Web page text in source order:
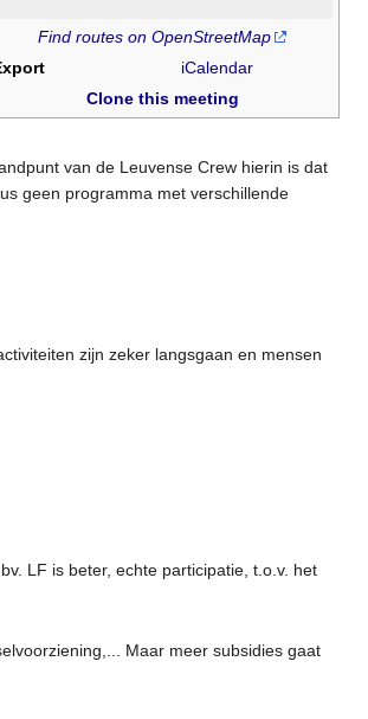
Find routes on OpenStreetMap
iCalendar
Clone this meeting
van de Leuvense Crew hierin is dat
geen programma met verschillende
zijn zeker langsgaan en mensen
LF is beter, echte participatie, t.o.v. het
Maar meer subsidies gaat